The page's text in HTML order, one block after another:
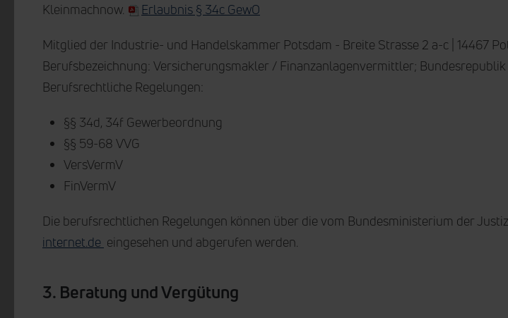
Kleinmachnow. Erlaubnis § 34c GewO
Mitglied der Industrie- und Handelskammer Potsdam - Breite Strasse 2 a-c | 14467
Berufsbezeichnung: Versicherungsmakler / Finanzanlagenvermittler;
Berufsrechtliche Regelungen:
§§ 34d, 34f Gewerbeordnung
§§ 59-68 VVG
VersVermV
FinVermV
Die berufsrechtlichen Regelungen können über die vom Bundesministerium der
internet.de eingesehen und abgerufen werden.
3. Beratung und Vergütung